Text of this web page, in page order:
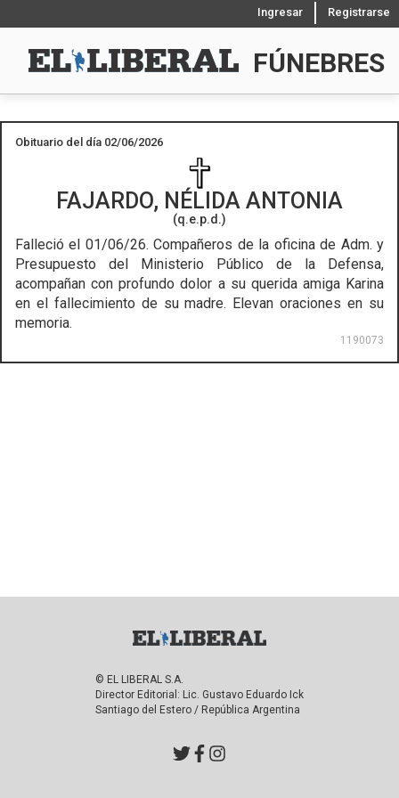
Ingresar Registrarse
FÚNEBRES
Obituario del día 02/06/2026
FAJARDO, NÉLIDA ANTONIA
(q.e.p.d.)
Falleció el 01/06/26. Compañeros de la oficina de Adm. y
Presupuesto del Ministerio Público de la Defensa,
acompañan con profundo dolor a su querida amiga Karina
en el fallecimiento de su madre. Elevan oraciones en su
memoria.
1190073
© EL LIBERAL S.A.
Director Editorial: Lic. Gustavo Eduardo Ick
Santiago del Estero / República Argentina